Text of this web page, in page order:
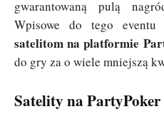
gwarantowaną pulą
Wpisowe do tego
satelitom na platformie
do gry za o wiele mniejszą
Satelity na PartyPoker